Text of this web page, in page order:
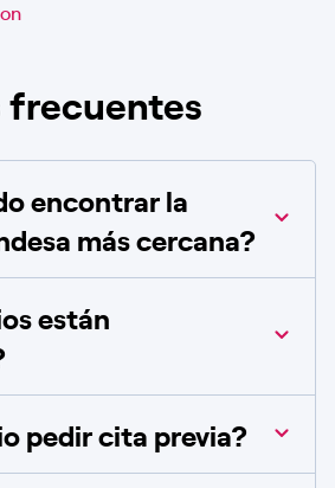
frecuentes
encontrar la
más cercana?
están
pedir cita previa?